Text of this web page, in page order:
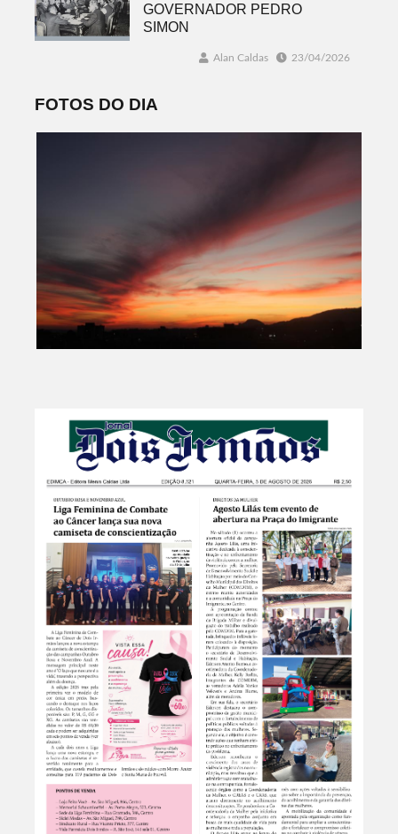
GOVERNADOR PEDRO
SIMON
Alan Caldas 23/04/2026
FOTOS DO DIA